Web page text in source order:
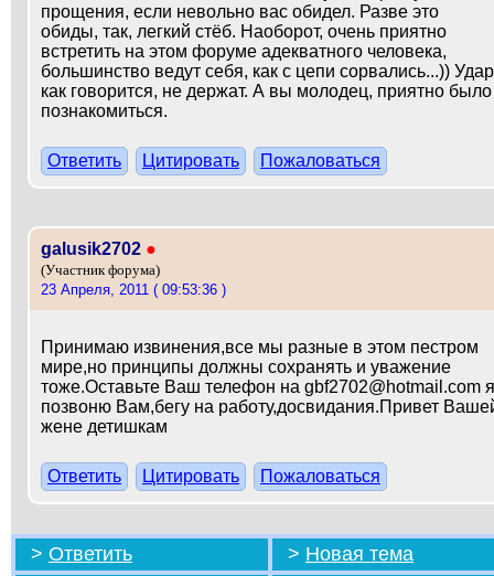
прощения, если невольно вас обидел. Разве это
обиды, так, легкий стёб. Наоборот, очень приятно
встретить на этом форуме адекватного человека,
большинство ведут себя, как с цепи сорвались...))
как говорится, не держат. А вы молодец, приятно было
познакомиться.
Ответить Цитировать Пожаловаться
galusik2702 ●
(Участник форума)
23 Апреля, 2011 ( 09:53:36 )
Принимаю извинения,все мы разные в этом пестром
мире,но принципы должны сохранять и уважение
тоже.Оставьте Ваш телефон на gbf2702@hotmail.com я
позвоню Вам,бегу на работу,досвидания.Привет
жене детишкам
Ответить Цитировать Пожаловаться
> Ответить > Новая тема